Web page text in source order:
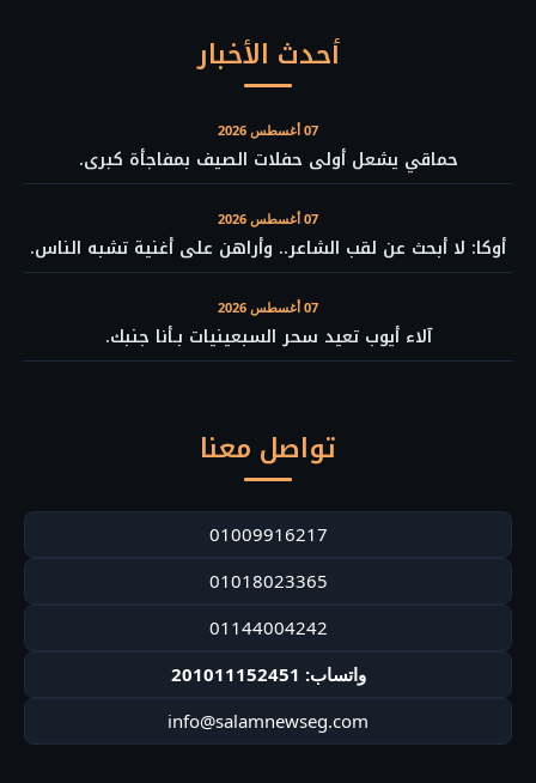
أحدث الأخبار
07 أغسطس 2026
حماقي يشعل أولى حفلات الصيف بمفاجأة كبرى.
07 أغسطس 2026
أوكا: لا أبحث عن لقب الشاعر.. وأراهن على أغنية تشبه الناس.
07 أغسطس 2026
آلاء أيوب تعيد سحر السبعينيات بـأنا جنبك.
تواصل معنا
01009916217
01018023365
01144004242
واتساب: 201011152451
info@salamnewseg.com